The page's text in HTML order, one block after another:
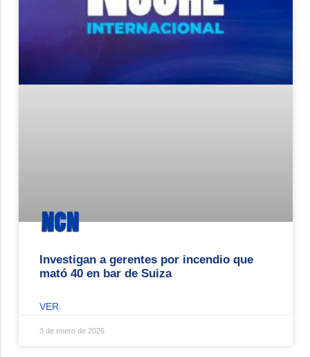
Investigan a gerentes por incendio que
mató 40 en bar de Suiza
VER.
3 de enero de 2026